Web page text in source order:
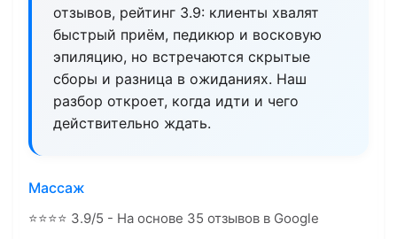
отзывов, рейтинг 3.9: клиенты хвалят
быстрый приём, педикюр и восковую
эпиляцию, но встречаются скрытые
сборы и разница в ожиданиях. Наш
разбор откроет, когда идти и чего
действительно ждать.
Массаж
⭐⭐⭐⭐ 3.9/5 - На основе 35 отзывов в Google